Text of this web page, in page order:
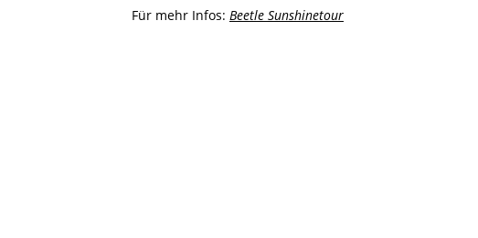
Für mehr Infos: Beetle Sunshinetour